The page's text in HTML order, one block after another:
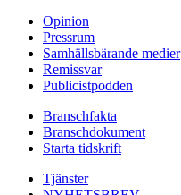
Opinion
Pressrum
Samhällsbärande medier
Remissvar
Publicistpodden
Branschfakta
Branschdokument
Starta tidskrift
Tjänster